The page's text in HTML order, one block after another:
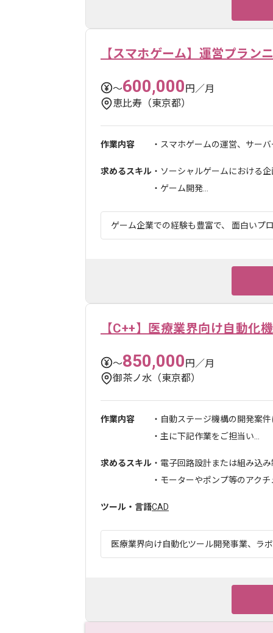
【スマホゲーム】運営プラン
〜600,000円／月
恵比寿（東京都）
作業内容 ・スマホゲームの運営、サー
求めるスキル ・ソーシャルゲームにおける
・ゲーム開発...
ゲーム企業での経験も豊富で、 面白いプ
【C++】医療業界向け自動化
〜850,000円／月
御茶ノ水（東京都）
作業内容
・自動ステージ機構の開発案
・主に下記作業をご担当い...
求めるスキル ・電子回路設計または組み込
・モーターやポンプ等のアクチ
ツール・言語CAD
医療業界向け自動化ツール開発事業、ラ